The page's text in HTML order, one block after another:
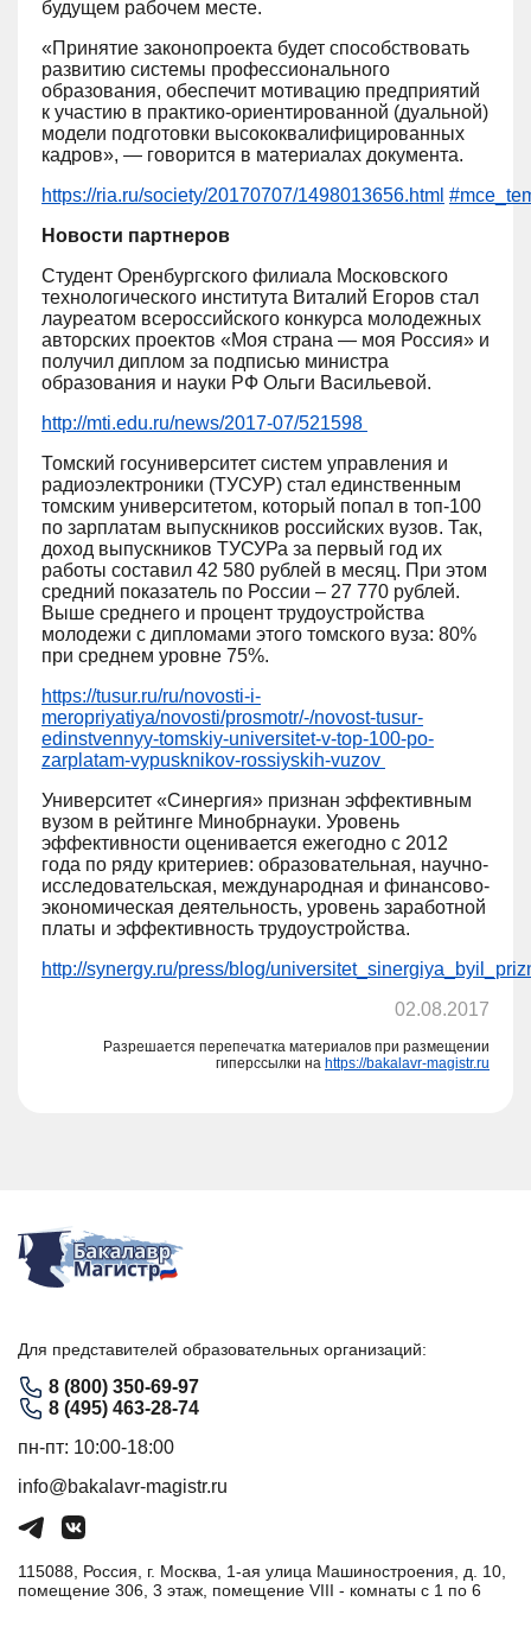
будущем рабочем месте.
«Принятие законопроекта будет способствовать
развитию системы профессионального
образования, обеспечит мотивацию предприятий
к участию в практико-ориентированной (дуальной)
модели подготовки высококвалифицированных
кадров», — говорится в материалах документа.
https://ria.ru/society/20170707/1498013656.html
Новости партнеров
Студент Оренбургского филиала Московского
технологического института Виталий Егоров стал
лауреатом всероссийского конкурса молодежных
авторских проектов «Моя страна — моя Россия» и
получил диплом за подписью министра
образования и науки РФ Ольги Васильевой.
http://mti.edu.ru/news/2017-07/521598
Томский госуниверситет систем управления и
радиоэлектроники (ТУСУР) стал единственным
томским университетом, который попал в топ-100
по зарплатам выпускников российских вузов. Так,
доход выпускников ТУСУРа за первый год их
работы составил 42 580 рублей в месяц. При этом
средний показатель по России – 27 770 рублей.
Выше среднего и процент трудоустройства
молодежи с дипломами этого томского вуза: 80%
при среднем уровне 75%.
https://tusur.ru/ru/novosti-i-
meropriyatiya/novosti/prosmotr/-/novost-tusur-
edinstvennyy-tomskiy-universitet-v-top-100-po-
zarplatam-vypusknikov-rossiyskih-vuzov
Университет «Синергия» признан эффективным
вузом в рейтинге Минобрнауки. Уровень
эффективности оценивается ежегодно с 2012
года по ряду критериев: образовательная, научно-
исследовательская, международная и финансово-
экономическая деятельность, уровень заработной
платы и эффективность трудоустройства.
http://synergy.ru/press/blog/
02.08.2017
Разрешается перепечатка материалов при размещении
гиперссылки на https://bakalavr-magistr.ru
Для представителей образовательных организаций:
8 (800) 350-69-97
8 (495) 463-28-74
пн-пт: 10:00-18:00
info@bakalavr-magistr.ru
115088, Россия, г. Москва, 1-ая улица Машиностроения, д. 10,
помещение 306, 3 этаж, помещение VIII - комнаты с 1 по 6